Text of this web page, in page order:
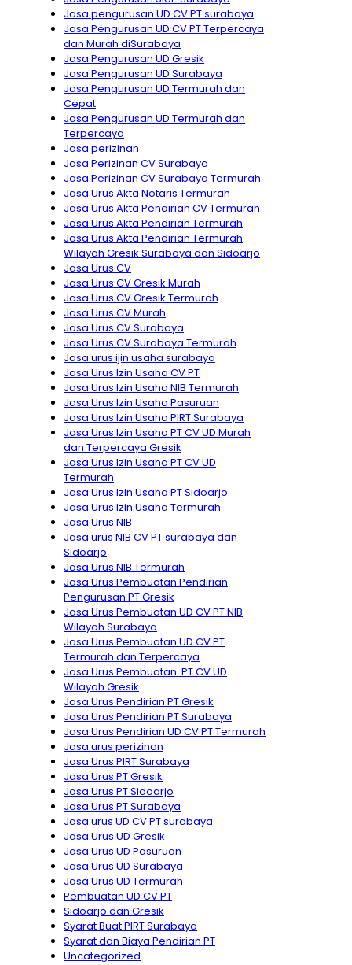
Jasa pengurusan UD CV PT surabaya
Jasa Pengurusan UD CV PT Terpercaya
dan Murah diSurabaya
Jasa Pengurusan UD Gresik
Jasa Pengurusan UD Surabaya
Jasa Pengurusan UD Termurah dan
Cepat
Jasa Pengurusan UD Termurah dan
Terpercaya
Jasa perizinan
Jasa Perizinan CV Surabaya
Jasa Perizinan CV Surabaya Termurah
Jasa Urus Akta Notaris Termurah
Jasa Urus Akta Pendirian CV Termurah
Jasa Urus Akta Pendirian Termurah
Jasa Urus Akta Pendirian Termurah
Wilayah Gresik Surabaya dan Sidoarjo
Jasa Urus CV
Jasa Urus CV Gresik Murah
Jasa Urus CV Gresik Termurah
Jasa Urus CV Murah
Jasa Urus CV Surabaya
Jasa Urus CV Surabaya Termurah
Jasa urus ijin usaha surabaya
Jasa Urus Izin Usaha CV PT
Jasa Urus Izin Usaha NIB Termurah
Jasa Urus Izin Usaha Pasuruan
Jasa Urus Izin Usaha PIRT Surabaya
Jasa Urus Izin Usaha PT CV UD Murah
dan Terpercaya Gresik
Jasa Urus Izin Usaha PT CV UD
Termurah
Jasa Urus Izin Usaha PT Sidoarjo
Jasa Urus Izin Usaha Termurah
Jasa Urus NIB
Jasa urus NIB CV PT surabaya dan
Sidoarjo
Jasa Urus NIB Termurah
Jasa Urus Pembuatan Pendirian
Pengurusan PT Gresik
Jasa Urus Pembuatan UD CV PT NIB
Wilayah Surabaya
Jasa Urus Pembuatan UD CV PT
Termurah dan Terpercaya
Jasa Urus Pembuatan PT CV UD
Wilayah Gresik
Jasa Urus Pendirian PT Gresik
Jasa Urus Pendirian PT Surabaya
Jasa Urus Pendirian UD CV PT Termurah
Jasa urus perizinan
Jasa Urus PIRT Surabaya
Jasa Urus PT Gresik
Jasa Urus PT Sidoarjo
Jasa Urus PT Surabaya
Jasa urus UD CV PT surabaya
Jasa Urus UD Gresik
Jasa Urus UD Pasuruan
Jasa Urus UD Surabaya
Jasa Urus UD Termurah
Pembuatan UD CV PT
Sidoarjo dan Gresik
Syarat Buat PIRT Surabaya
Syarat dan Biaya Pendirian PT
Uncategorized